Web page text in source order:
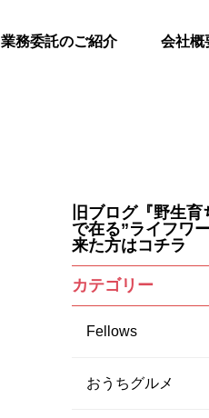
業務委託のご紹介 会社概
旧ブログ『野生
で在る”ライフワ
来た方はコチラ
カテゴリー
Fellows
おうちグルメ